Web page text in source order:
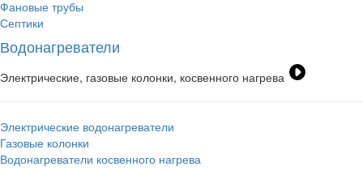
Фановые трубы
Септики
Водонагреватели
Электрические, газовые колонки, косвенного нагрева
Электрические водонагреватели
Газовые колонки
Водонагреватели косвенного нагрева